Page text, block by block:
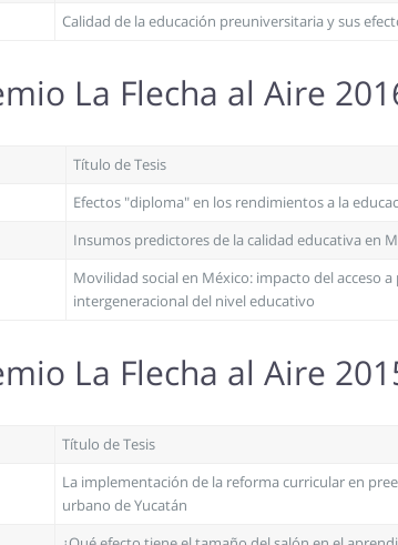
Calidad de la educación preuniversitaria y sus
La Flecha al Aire
Título de Tesis
Efectos "diploma" en los rendimientos a la
Insumos predictores de la calidad educativa en
Movilidad social en México: impacto del acceso
intergeneracional del nivel educativo
La Flecha al Aire
Título de Tesis
La implementación de la reforma curricular en
urbano de Yucatán